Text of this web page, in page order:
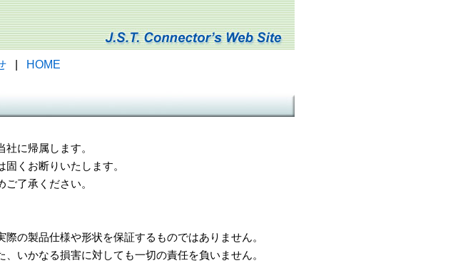
HOME
に帰属します。
くお断りいたします。
了承ください。
の製品仕様や形状を保証するものではありません。
いかなる損害に対しても一切の責任を負いません。